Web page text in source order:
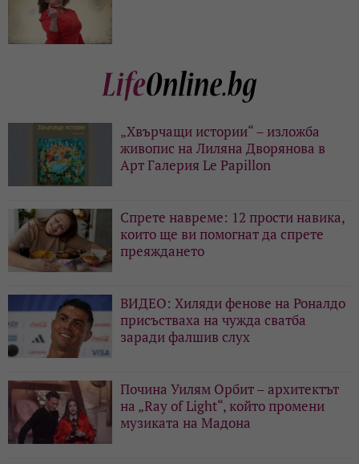
„Хвърчащи истории“ – изложба
живопис на Лиляна Дворянова в
Арт Галерия Le Papillon
Спрете навреме: 12 прости навика,
които ще ви помогнат да спрете
преяждането
ВИДЕО: Хиляди фенове на Роналдо
присъстваха на чужда сватба
заради фалшив слух
Почина Уилям Орбит – архитектът
на „Ray of Light“, който промени
музиката на Мадона